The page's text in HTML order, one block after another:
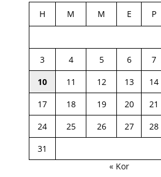
H M M E P
3
4 5 6 7
10
11 12 13 14
17
18 19 20 21
24
25 26 27 28
31
« Kor